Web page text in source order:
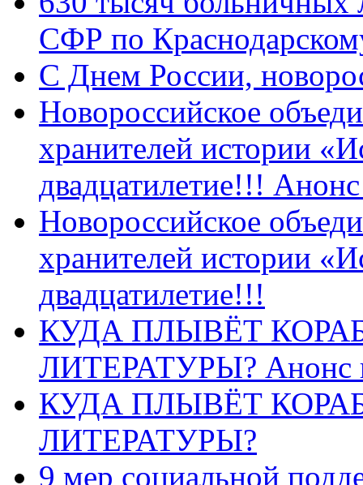
СФР по
C Днем России,
Новороссийское
хранителей истории
двадцатилетие!!!
Новороссийское
хранителей истории
двадцатилетие!!!
КУДА ПЛЫВЁТ
ЛИТЕРАТУРЫ? Анонс
КУДА ПЛЫВЁТ
ЛИТЕРАТУРЫ?
9 мер социальной